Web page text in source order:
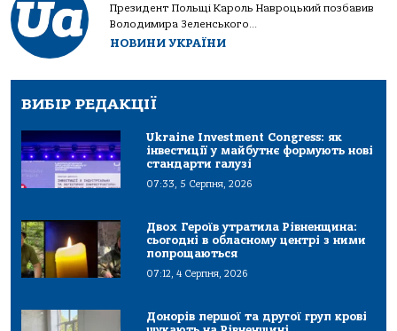
Президент Польщі Кароль Навроцький позбавив
Володимира Зеленського...
НОВИНИ УКРАЇНИ
ВИБІР РЕДАКЦІЇ
Ukraine Investment Congress: як
інвестиції у майбутнє формують нові
стандарти галузі
07:33, 5 Серпня, 2026
Двох Героїв утратила Рівненщина:
сьогодні в обласному центрі з ними
попрощаються
07:12, 4 Серпня, 2026
Донорів першої та другої груп крові